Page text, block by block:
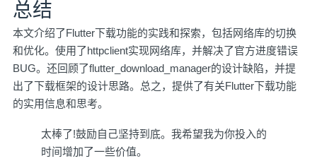
总结
本文介绍了Flutter下载功能的实践和探索，包括网络库的切换
和优化。使用了httpclient实现网络库，并解决了官方进度错误
BUG。还回顾了flutter_download_manager的设计缺陷，并提
出了下载框架的设计思路。总之，提供了有关Flutter下载功能
的实用信息和思考。
太棒了!鼓励自己坚持到底。我希望我为你投入的
时间增加了一些价值。